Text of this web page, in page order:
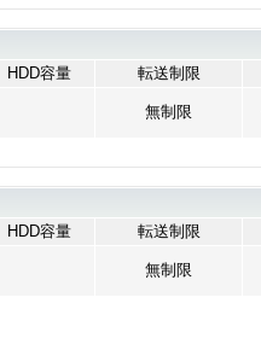
HDD容量 転送制限
無制限
HDD容量 転送制限
無制限